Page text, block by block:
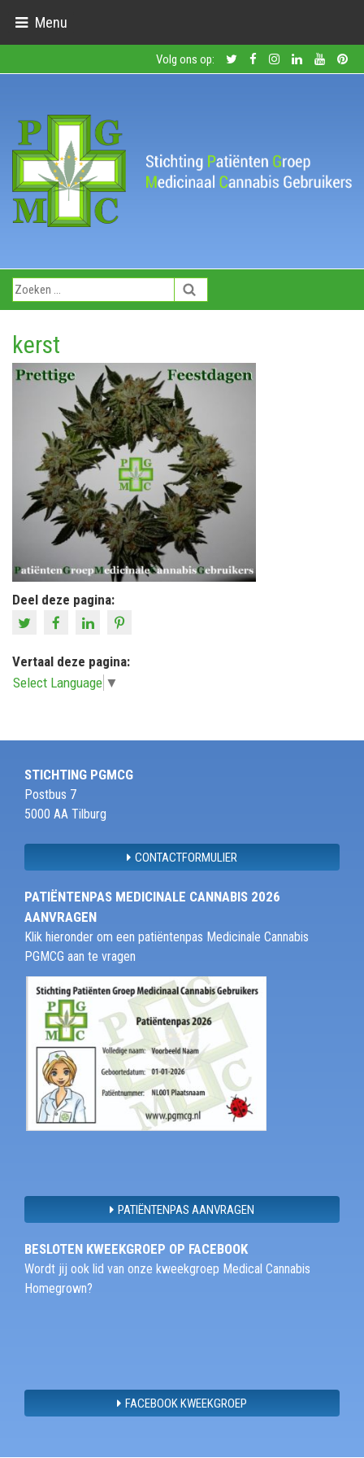
Menu
Volg ons op:
kerst
Deel deze pagina:
Vertaal deze pagina:
Select Language ▼
STICHTING PGMCG
Postbus 7
5000 AA Tilburg
CONTACTFORMULIER
PATIËNTENPAS MEDICINALE CANNABIS 2026
AANVRAGEN
Klik hieronder om een patiëntenpas Medicinale Cannabis
PGMCG aan te vragen
PATIËNTENPAS AANVRAGEN
BESLOTEN KWEEKGROEP OP FACEBOOK
Wordt jij ook lid van onze kweekgroep Medical Cannabis
Homegrown?
FACEBOOK KWEEKGROEP